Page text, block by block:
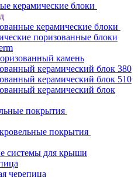
керамические блоки
керамические блоки
поризованные блоки
камень
керамический блок 380
керамический блок 510
керамический блок
покрытия
покрытия
системы для крыши
черепица